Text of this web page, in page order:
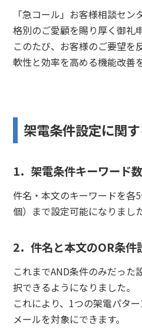
「急コール」お客様相談セ
格別のご愛顧を賜り厚く御礼
このたび、お客様のご要望を
軟性と効率を高める機能改善
架電条件設定に関
1．架電条件キーワード
件名・本文のキーワードを各
個）まで設定可能になりました
2．件名と本文のOR条件
これまでAND条件のみだった
択できるようになりました。
これにより、1つの架電パタ
メールを対象にできます。